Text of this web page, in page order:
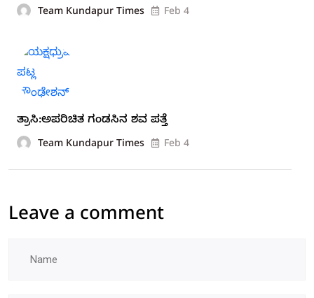
Team Kundapur Times Feb 4
ತ್ರಾಸಿ:ಅಪರಿಚಿತ ಗಂಡಸಿನ ಶವ ಪತ್ತೆ
Team Kundapur Times Feb 4
Leave a comment